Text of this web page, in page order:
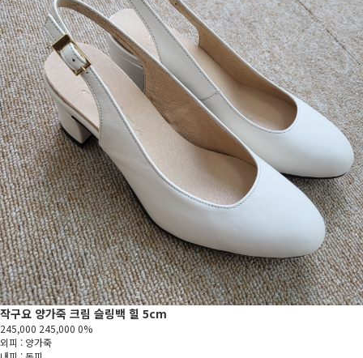
작구요 양가죽 크림 슬링백 힐 5cm
245,000 245,000 0%
외피 : 양가죽